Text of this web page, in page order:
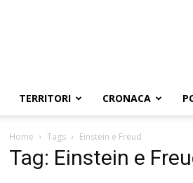
TERRITORI CRONACA
Home Tags Einstein e Freud
Tag: Einstein e